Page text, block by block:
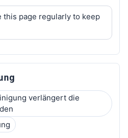
this page regularly to keep
verlängert die